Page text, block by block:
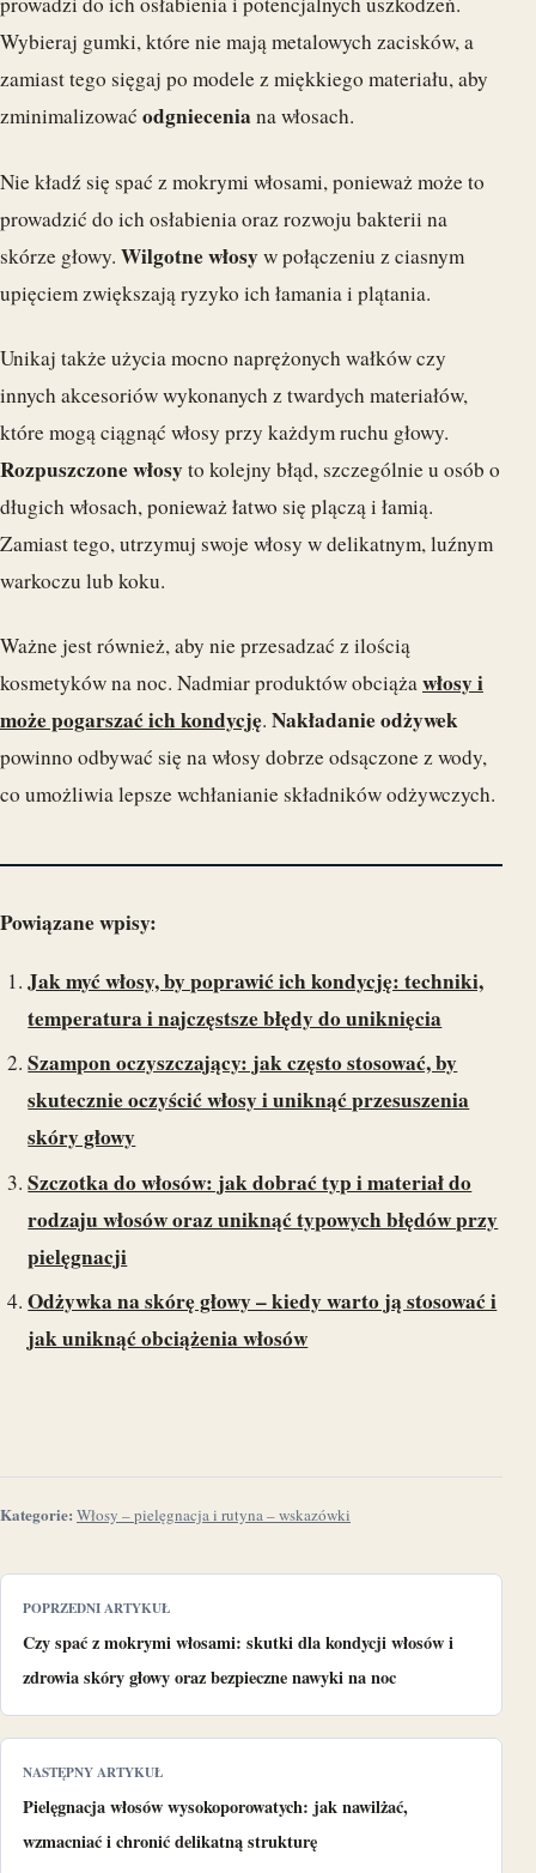
Wybieraj gumki, które nie mają metalowych zacisków, a
zamiast tego sięgaj po modele z miękkiego materiału, aby
zminimalizować odgniecenia na włosach.
Nie kładź się spać z mokrymi włosami, ponieważ może to
prowadzić do ich osłabienia oraz rozwoju bakterii na
skórze głowy. Wilgotne włosyw połączeniu z ciasnym
upięciem zwiększają ryzyko ich łamania i plątania.
Unikaj także użycia mocno naprężonych wałków czy
innych akcesoriów wykonanych z twardych materiałów,
które mogą ciągnąć włosy przy każdym ruchu głowy.
Rozpuszczone włosyto kolejny błąd, szczególnie u osób o
długich włosach, ponieważ łatwo się plączą i łamią.
Zamiast tego, utrzymuj swoje włosy w delikatnym, luźnym
warkoczu lub koku.
Ważne jest również, aby nie przesadzać z ilością
kosmetyków na noc. Nadmiar produktów obciążawłosy i
może pogarszać ich kondycję. Nakładanie odżywek
powinno odbywać się na włosy dobrze odsączone z wody,
co umożliwia lepsze wchłanianie składników odżywczych.
Powiązane wpisy:
Jak myć włosy, by poprawić ich kondycję: techniki,
temperatura i najczęstsze błędy do uniknięcia
Szampon oczyszczający: jak często stosować, by
skutecznie oczyścić włosy i uniknąć przesuszenia
skóry głowy
Szczotka do włosów: jak dobrać typ i materiał do
rodzaju włosów oraz uniknąć typowych błędów przy
pielęgnacji
Odżywka na skórę głowy – kiedy warto ją stosować i
jak uniknąć obciążenia włosów
Kategorie: Włosy – pielęgnacja i rutyna – wskazówki
POPRZEDNI ARTYKUŁ
Czy spać z mokrymi włosami: skutki dla kondycji włosów i
zdrowia skóry głowy oraz bezpieczne nawyki na noc
NASTĘPNY ARTYKUŁ
Pielęgnacja włosów wysokoporowatych: jak nawilżać,
wzmacniać i chronić delikatną strukturę